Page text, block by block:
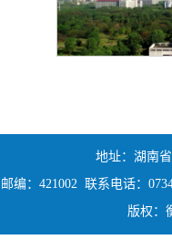
地址：湖南
邮编：421002 联系电话：
版权：